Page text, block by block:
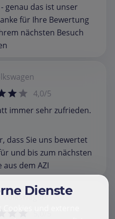
genau das ist unser
für Ihre Bewertung
nächsten Besuch
4,0/5
immer sehr zufrieden.
dass Sie uns bewertet
und bis zum nächsten
dem AZI
VolkswagenDienste
und externe